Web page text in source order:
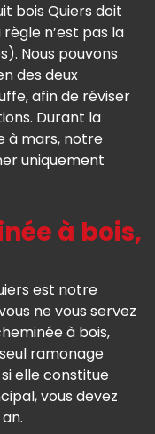
bois Quiers doit
n’est pas la
Nous pouvons
des deux
afin de réviser
Durant la
à mars, notre
uniquement
à bois,
est notre
ne vous servez
à bois,
ramonage
elle constitue
vous devez